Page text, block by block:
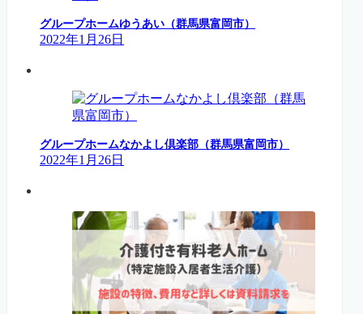
グループホームゆうあい（群馬県富岡市）
2022年1月26日
グループホームなかよし倶楽部（群馬県富岡市）
2022年1月26日